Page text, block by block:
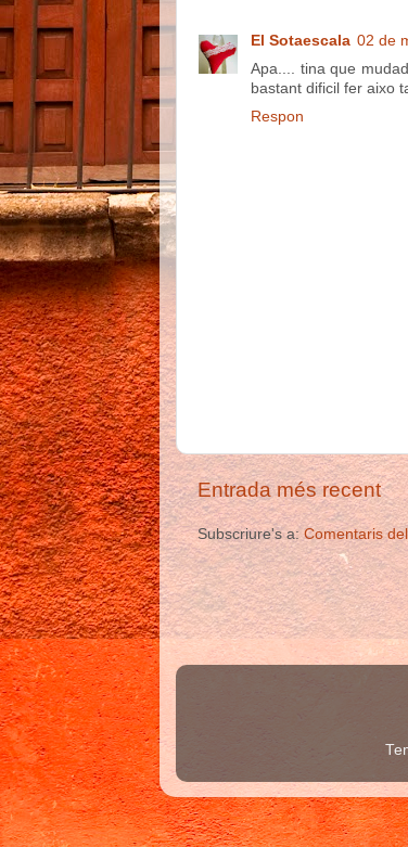
El Sotaescala 02 de
Apa.... tina que
bastant dificil fer aixo
Respon
Entrada més recent
Subscriure's a: Comentaris